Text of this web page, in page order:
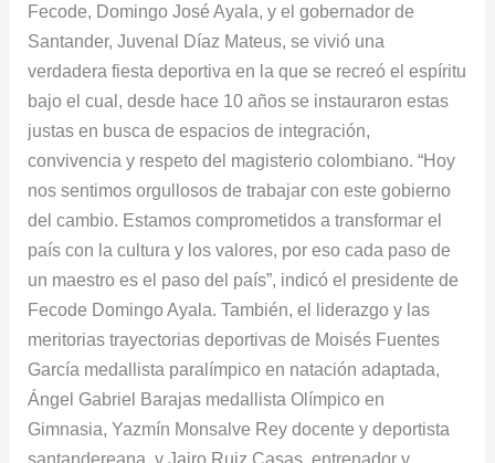
Fecode, Domingo José Ayala, y el gobernador de
Santander, Juvenal Díaz Mateus, se vivió una
verdadera fiesta deportiva en la que se recreó el espíritu
bajo el cual, desde hace 10 años se instauraron estas
justas en busca de espacios de integración,
convivencia y respeto del magisterio colombiano. “Hoy
nos sentimos orgullosos de trabajar con este gobierno
del cambio. Estamos comprometidos a transformar el
país con la cultura y los valores, por eso cada paso de
un maestro es el paso del país”, indicó el presidente de
Fecode Domingo Ayala. También, el liderazgo y las
meritorias trayectorias deportivas de Moisés Fuentes
García medallista paralímpico en natación adaptada,
Ángel Gabriel Barajas medallista Olímpico en
Gimnasia, Yazmín Monsalve Rey docente y deportista